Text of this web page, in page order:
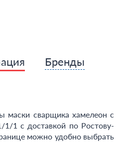
Бренды
маски сварщика хамелеон с
1/1 с доставкой по Ростову-
можно удобно выбрать